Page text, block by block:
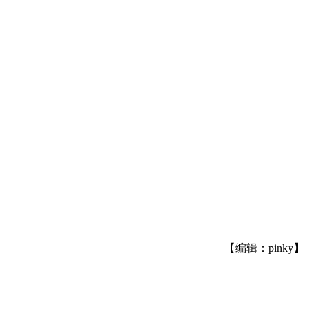
【编辑：pinky】